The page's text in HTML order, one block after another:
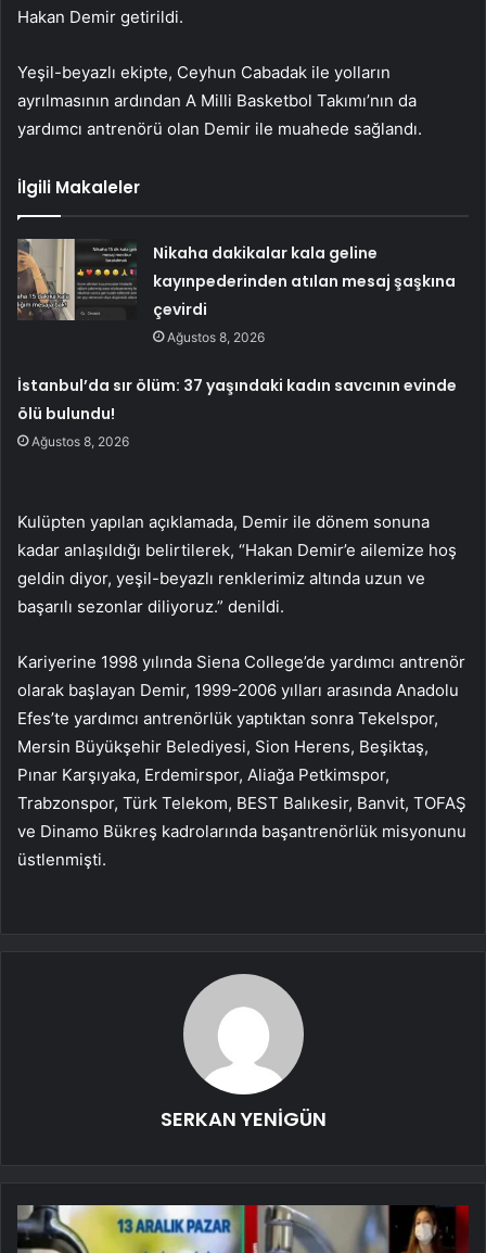
Hakan Demir getirildi.
Yeşil-beyazlı ekipte, Ceyhun Cabadak ile yolların
ayrılmasının ardından A Milli Basketbol Takımı’nın da
yardımcı antrenörü olan Demir ile muahede sağlandı.
İlgili Makaleler
Nikaha dakikalar kala geline
kayınpederinden atılan mesaj şaşkına
çevirdi
Ağustos 8, 2026
İstanbul’da sır ölüm: 37 yaşındaki kadın savcının evinde
ölü bulundu!
Ağustos 8, 2026
Kulüpten yapılan açıklamada, Demir ile dönem sonuna
kadar anlaşıldığı belirtilerek, “Hakan Demir’e ailemize hoş
geldin diyor, yeşil-beyazlı renklerimiz altında uzun ve
başarılı sezonlar diliyoruz.” denildi.
Kariyerine 1998 yılında Siena College’de yardımcı antrenör
olarak başlayan Demir, 1999-2006 yılları arasında Anadolu
Efes’te yardımcı antrenörlük yaptıktan sonra Tekelspor,
Mersin Büyükşehir Belediyesi, Sion Herens, Beşiktaş,
Pınar Karşıyaka, Erdemirspor, Aliağa Petkimspor,
Trabzonspor, Türk Telekom, BEST Balıkesir, Banvit, TOFAŞ
ve Dinamo Bükreş kadrolarında başantrenörlük misyonunu
üstlenmişti.
SERKAN YENİGÜN